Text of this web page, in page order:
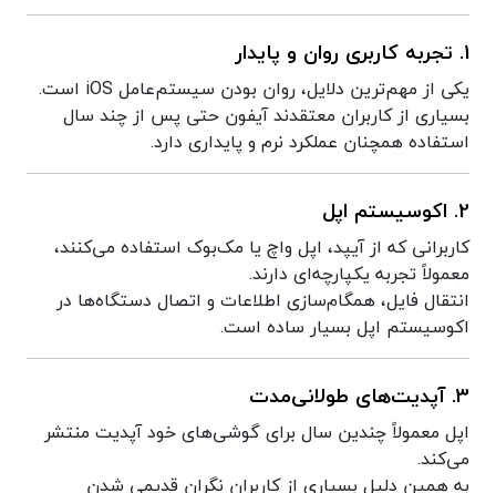
1. تجربه کاربری روان و پایدار
یکی از مهم‌ترین دلایل، روان بودن سیستم‌عامل iOS است.
بسیاری از کاربران معتقدند آیفون حتی پس از چند سال
استفاده همچنان عملکرد نرم و پایداری دارد.
2. اکوسیستم اپل
کاربرانی که از آیپد، اپل واچ یا مک‌بوک استفاده می‌کنند،
معمولاً تجربه یکپارچه‌ای دارند.
انتقال فایل، همگام‌سازی اطلاعات و اتصال دستگاه‌ها در
اکوسیستم اپل بسیار ساده است.
3. آپدیت‌های طولانی‌مدت
اپل معمولاً چندین سال برای گوشی‌های خود آپدیت منتشر
می‌کند.
به همین دلیل بسیاری از کاربران نگران قدیمی شدن